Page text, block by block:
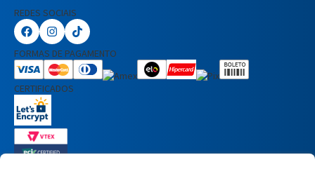
REDES SOCIAIS
FORMAS DE PAGAMENTO
CERTIFICADOS
Nome Completo